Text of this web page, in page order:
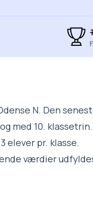
N. Den
med 10.
elever pr. klasse.
værdier